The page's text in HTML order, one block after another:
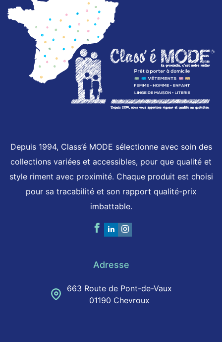
Depuis 1994, Class’é MODE sélectionne avec soin des
collections variées et accessibles, pour que qualité et
style riment avec proximité. Chaque produit est choisi
pour sa tracabilité et son rapport qualité-prix
imbattable.
Adresse
663 Route de Pont-de-Vaux
01190 Chevroux